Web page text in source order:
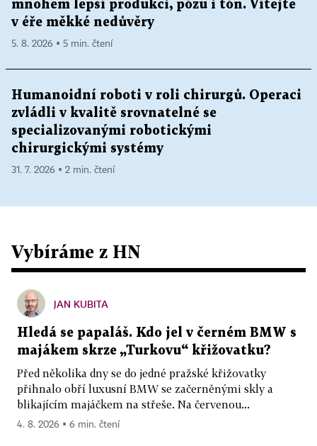
mnohem lepší produkci, pózu i tón. Vítejte
v éře měkké nedůvěry
5. 8. 2026 ▪ 5 min. čtení
Humanoidní roboti v roli chirurgů. Operaci
zvládli v kvalitě srovnatelné se
specializovanými robotickými
chirurgickými systémy
31. 7. 2026 ▪ 2 min. čtení
Vybíráme z HN
JAN KUBITA
Hledá se papaláš. Kdo jel v černém BMW s
majákem skrze „Turkovu“ křižovatku?
Před několika dny se do jedné pražské křižovatky
přihnalo obří luxusní BMW se začerněnými skly a
blikajícím majáčkem na střeše. Na červenou...
4. 8. 2026 ▪ 6 min. čtení